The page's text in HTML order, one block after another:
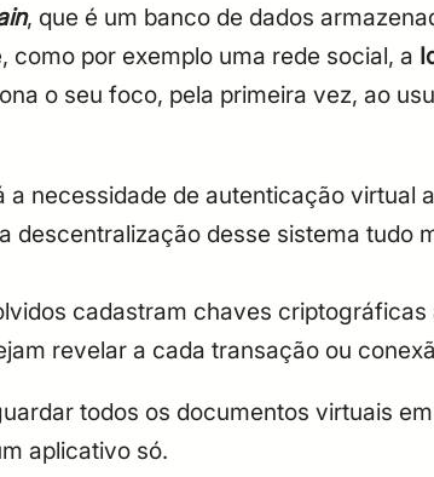
, que é um banco de dados
como por exemplo uma rede social, a
o seu foco, pela primeira vez, ao
necessidade de autenticação virtual
descentralização desse sistema tudo
cadastram chaves
revelar a cada transação ou
todos os documentos virtuais
aplicativo só.